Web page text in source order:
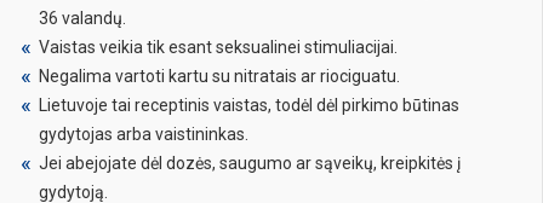
36 valandų.
Vaistas veikia tik esant seksualinei stimuliacijai.
Negalima vartoti kartu su nitratais ar riociguatu.
Lietuvoje tai receptinis vaistas, todėl dėl pirkimo būtinas
gydytojas arba vaistininkas.
Jei abejojate dėl dozės, saugumo ar sąveikų, kreipkitės į
gydytoją.